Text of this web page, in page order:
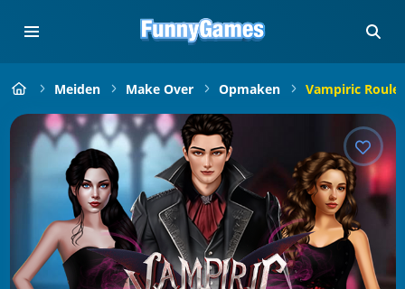
Meiden Make Over Opmaken Vampiric